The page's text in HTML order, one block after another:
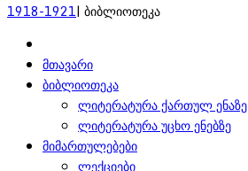
1918-1921| ბიბლიოთეკა
მთავარი
ბიბლიოთეკა
ლიტერატურა ქართულ ენაზე
ლიტერატურა უცხო ენებზე
მიმართულებები
ლექციები